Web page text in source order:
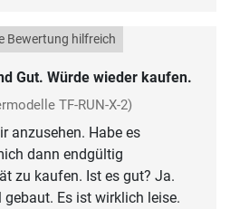
Gut. Würde wieder kaufen.
Bewertung hilfreich
TF-RUN-X-2)
anzusehen. Habe es
dann endgültig
zu kaufen. Ist es gut? Ja.
Es ist wirklich leise.